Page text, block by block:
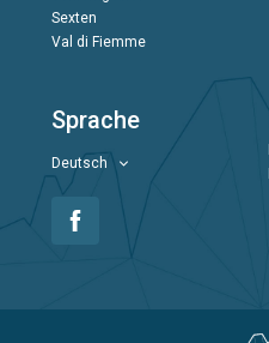
Sexten
Val di Fiemme
Sprache
Deutsch